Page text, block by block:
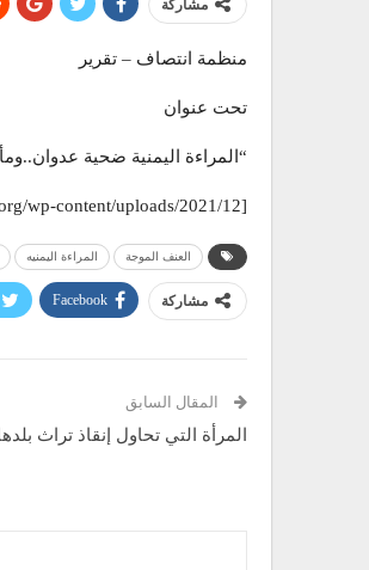
مشاركة
منظمة انتصاف – تقرير
تحت عنوان
“المراءة اليمنية ضحية
[pdf-embedder url=”http://entesaf.org/wp-content/uploads/2021/12/المراة-تقرير.pdf” title=”المراة تقرير”]
العنف الموجة المراءة اليمنيه
مشاركة Facebook
المقال السابق
المرأة التي تحاول إنقاذ تراث